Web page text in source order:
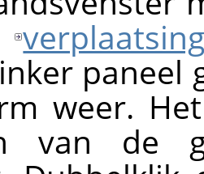
paneel
weer.
van de